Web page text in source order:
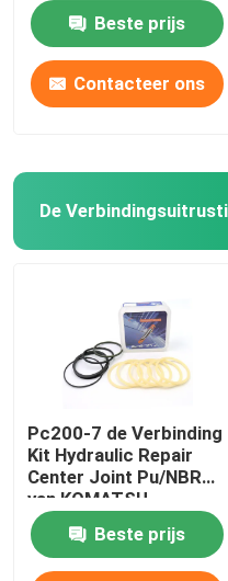
Beste prijs
Contacteer ons
Pc200-7 de Verbinding
Kit Hydraulic Repair
Center Joint Pu/NBR
van KOMATSU
Beste prijs